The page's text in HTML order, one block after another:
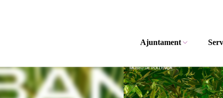
Ajuntament